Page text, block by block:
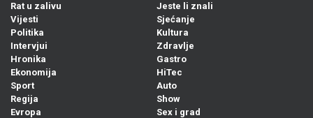
Rat u zalivu
Vijesti
Politika
Intervjui
Hronika
Ekonomija
Sport
Regija
Evropa
Jeste li znali
Sjećanje
Kultura
Zdravlje
Gastro
HiTec
Auto
Show
Sex i grad